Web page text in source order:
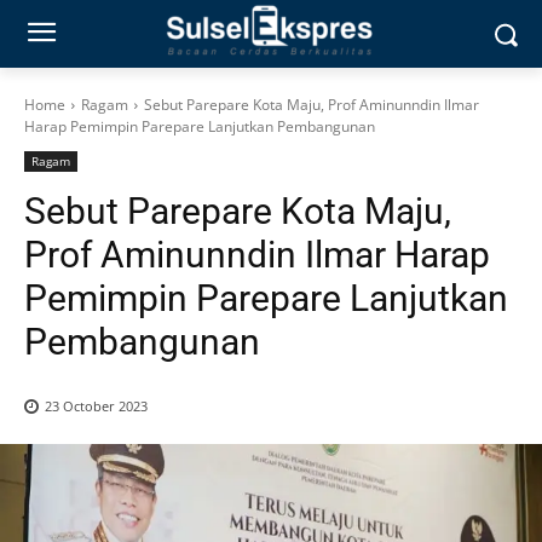
Home Ragam
Sebut Parepare Kota Maju, Prof Aminunndin Ilmar
Harap Pemimpin Parepare Lanjutkan Pembangunan
Ragam
Sebut Parepare Kota Maju,
Prof Aminunndin Ilmar Harap
Pemimpin Parepare Lanjutkan
Pembangunan
23 October 2023